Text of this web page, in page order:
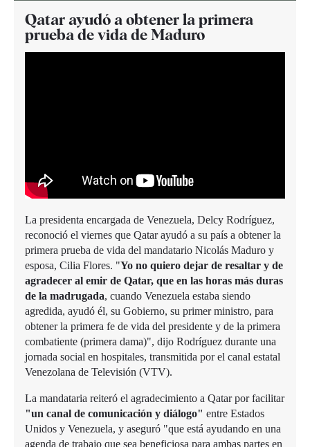
Qatar ayudó a obtener la primera
prueba de vida de Maduro
La presidenta encargada de Venezuela, Delcy Rodríguez,
reconoció el viernes que Qatar ayudó a su país a obtener la
primera prueba de vida del mandatario Nicolás Maduro y
esposa, Cilia Flores. "Yo no quiero dejar de resaltar y de
agradecer al emir de Qatar, que en las horas más duras
de la madrugada, cuando Venezuela estaba siendo
agredida, ayudó él, su Gobierno, su primer ministro, para
obtener la primera fe de vida del presidente y de la primera
combatiente (primera dama)", dijo Rodríguez durante una
jornada social en hospitales, transmitida por el canal estatal
Venezolana de Televisión (VTV).
La mandataria reiteró el agradecimiento a Qatar por facilitar
"un canal de comunicación y diálogo" entre Estados
Unidos y Venezuela, y aseguró "que está ayudando en una
agenda de trabajo que sea beneficiosa para ambas partes en